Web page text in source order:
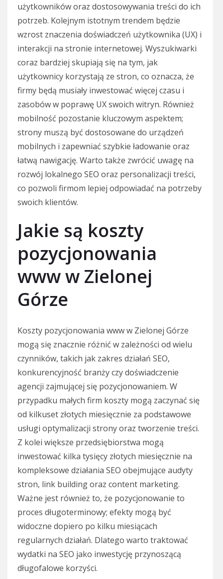
użytkowników oraz dostosowywania treści do ich
potrzeb. Kolejnym istotnym trendem będzie
wzrost znaczenia doświadczeń użytkownika (UX) i
interakcji na stronie internetowej. Wyszukiwarki
coraz bardziej skupiają się na tym, jak
użytkownicy korzystają ze stron, co oznacza, że
firmy będą musiały inwestować więcej czasu i
zasobów w poprawę UX swoich witryn. Również
mobilność pozostanie kluczowym aspektem;
strony muszą być dostosowane do urządzeń
mobilnych i zapewniać szybkie ładowanie oraz
łatwą nawigację. Warto także zwrócić uwagę na
rozwój lokalnego SEO oraz personalizacji treści,
co pozwoli firmom lepiej odpowiadać na potrzeby
swoich klientów.
Jakie są koszty
pozycjonowania
www w Zielonej
Górze
Koszty pozycjonowania www w Zielonej Górze
mogą się znacznie różnić w zależności od wielu
czynników, takich jak zakres działań SEO,
konkurencyjność branży czy doświadczenie
agencji zajmującej się pozycjonowaniem. W
przypadku małych firm koszty mogą zaczynać się
od kilkuset złotych miesięcznie za podstawowe
usługi optymalizacji strony oraz tworzenie treści.
Z kolei większe przedsiębiorstwa mogą
inwestować kilka tysięcy złotych miesięcznie na
kompleksowe działania SEO obejmujące audyty
stron, link building oraz content marketing.
Ważne jest również to, że pozycjonowanie to
proces długoterminowy; efekty mogą być
widoczne dopiero po kilku miesiącach
regularnych działań. Dlatego warto traktować
wydatki na SEO jako inwestycję przynoszącą
długofalowe korzyści.